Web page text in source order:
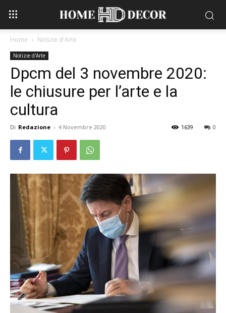
Home Notizie d'Arte
Notizie d'Arte
Dpcm del 3 novembre 2020:
le chiusure per l’arte e la
cultura
Di Redazione - 4 Novembre 2020 0
1639